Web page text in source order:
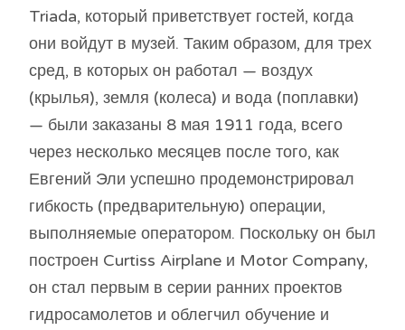
Triada, который приветствует гостей, когда
они войдут в музей. Таким образом, для трех
сред, в которых он работал — воздух
(крылья), земля (колеса) и вода (поплавки)
— были заказаны 8 мая 1911 года, всего
через несколько месяцев после того, как
Евгений Эли успешно продемонстрировал
гибкость (предварительную) операции,
выполняемые оператором. Поскольку он был
построен Curtiss Airplane и Motor Company,
он стал первым в серии ранних проектов
гидросамолетов и облегчил обучение и